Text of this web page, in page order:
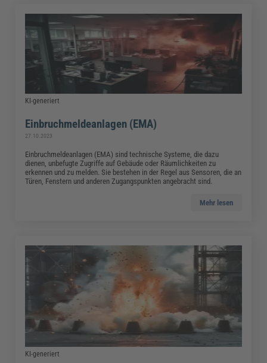
KI-generiert
Einbruchmeldeanlagen (EMA)
27.10.2023
Einbruchmeldeanlagen (EMA) sind technische Systeme, die dazu
dienen, unbefugte Zugriffe auf Gebäude oder Räumlichkeiten zu
erkennen und zu melden. Sie bestehen in der Regel aus Sensoren, die an
Türen, Fenstern und anderen Zugangspunkten angebracht sind.
Mehr lesen
KI-generiert